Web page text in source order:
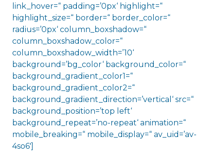
link_hover=“ padding=’0px‘ highlight=“
highlight_size=“ border=“ border_color=“
radius=’0px‘ column_boxshadow=“
column_boxshadow_color=“
column_boxshadow_width=’10‘
background=’bg_color‘ background_color=“
background_gradient_color1=“
background_gradient_color2=“
background_gradient_direction=’vertical‘ src=“
background_position=’top left‘
background_repeat=’no-repeat‘ animation=“
mobile_breaking=“ mobile_display=“ av_uid=’av-
4so6′]